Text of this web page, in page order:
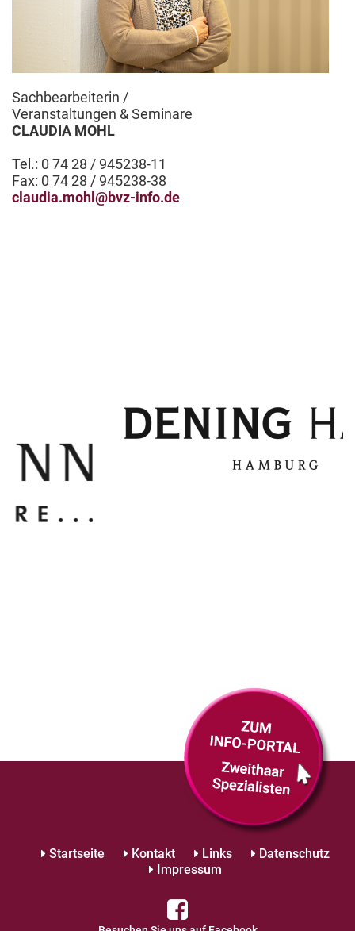
Sachbearbeiterin /
Veranstaltungen & Seminare
CLAUDIA MOHL
Tel.: 0 74 28 / 945238-11
Fax: 0 74 28 / 945238-38
claudia.mohl@bvz-info.de
Startseite Kontakt Links
Datenschutz
Impressum